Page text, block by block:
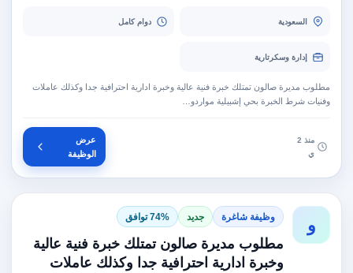
السعودية دوام كامل
إدارة وسكرتارية
مطلوب مديرة صالون تمتلك خبرة فنية عالية وخبرة ادارية احترافية جدا وكذلك عاملات
وفنيات شرط الخبرة بحي إشبيلية مواردو…
منذ 2
ي
عرض
الوظيفة
و وظيفة شاغرة جديد 74% توافق
مطلوب مديرة صالون تمتلك خبرة فنية عالية
وخبرة ادارية احترافية جدا وكذلك عاملات